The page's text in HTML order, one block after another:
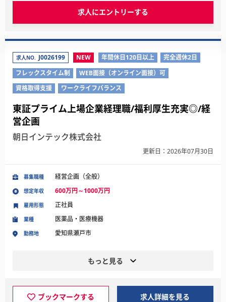
求人にエントリーする
求人NO. J0026199 NEW 年間休日120日以上
完全週休2日
フレックスタイム制
WEB面接（オンライン面接）可
資格取得支援
ワークライフバランス
東証プライム上場企業経理職/福利厚生充実◎/経
営企画
朝日インテック株式会社
更新日：2026年07月30日
募集職種 経営企画（全般）
想定年収 600万円～1000万円
業種 医薬品・医療機器
勤務地 愛知県瀬戸市
雇用形態 正社員
もっと見る
ブックマークする 求人詳細を見る